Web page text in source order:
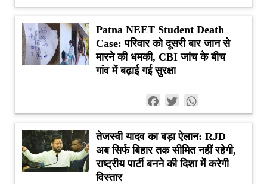
Patna NEET Student Death
Case: परिवार को दूसरी बार जान से
मारने की धमकी, CBI जांच के बीच
गांव में बढ़ाई गई सुरक्षा
Facebook
Twitter
तेजस्वी यादव का बड़ा ऐलान: RJD
अब सिर्फ बिहार तक सीमित नहीं रहेगी,
राष्ट्रीय पार्टी बनने की दिशा में करेगी
विस्तार